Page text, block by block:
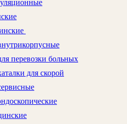
перевозки больных
для скорой